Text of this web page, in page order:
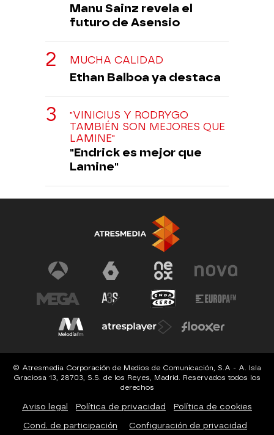
Manu Sainz revela el
futuro de Asensio
MUCHA CALIDAD
Ethan Balboa ya destaca
"VINICIUS Y RODRYGO
TAMBIÉN SON MEJORES QUE
LAMINE"
"Endrick es mejor que
Lamine"
© Atresmedia Corporación de Medios de Comunicación, S.A - A. Isla
Graciosa 13, 28703, S.S. de los Reyes, Madrid. Reservados todos los
derechos
Aviso legal Política de privacidad Política de cookies
Cond. de participación Configuración de privacidad